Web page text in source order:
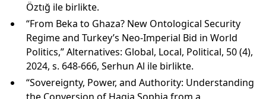
Öztığ ile birlikte.
“From Beka to Ghaza? New Ontological Security
Regime and Turkey’s Neo-Imperial Bid in World
Politics,” Alternatives: Global, Local, Political, 50 (4),
2024, s. 648-666, Serhun Al ile birlikte.
“Sovereignty, Power, and Authority: Understanding